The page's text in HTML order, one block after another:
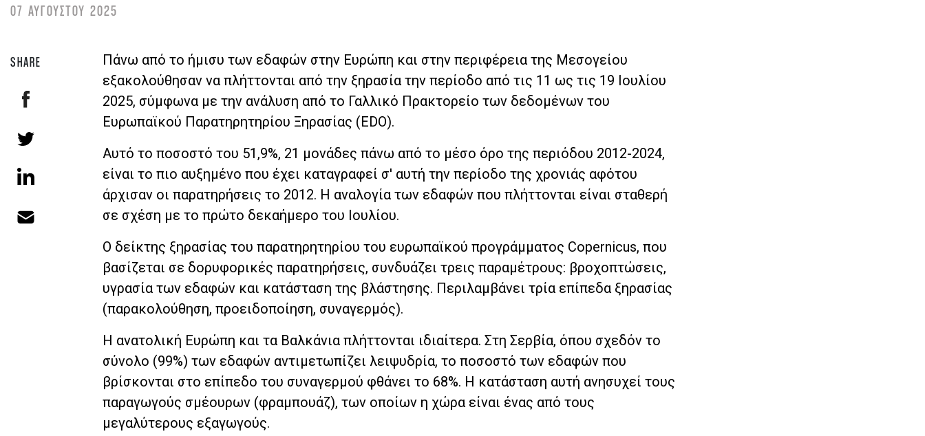
07 ΑΥΓΟΥΣΤΟΥ 2025
SHARE
Πάνω από το ήμισυ των εδαφών στην Ευρώπη και στην περιφέρεια της Μεσογείου
εξακολούθησαν να πλήττονται από την ξηρασία την περίοδο από τις 11 ως τις 19 Ιουλίου
2025, σύμφωνα με την ανάλυση από το Γαλλικό Πρακτορείο των δεδομένων του
Ευρωπαϊκού Παρατηρητηρίου Ξηρασίας (EDO).
Αυτό το ποσοστό του 51,9%, 21 μονάδες πάνω από το μέσο όρο της περιόδου 2012-2024,
είναι το πιο αυξημένο που έχει καταγραφεί σ' αυτή την περίοδο της χρονιάς αφότου
άρχισαν οι παρατηρήσεις το 2012. Η αναλογία των εδαφών που πλήττονται είναι σταθερή
σε σχέση με το πρώτο δεκαήμερο του Ιουλίου.
Ο δείκτης ξηρασίας του παρατηρητηρίου του ευρωπαϊκού προγράμματος Copernicus, που
βασίζεται σε δορυφορικές παρατηρήσεις, συνδυάζει τρεις παραμέτρους: βροχοπτώσεις,
υγρασία των εδαφών και κατάσταση της βλάστησης. Περιλαμβάνει τρία επίπεδα ξηρασίας
(παρακολούθηση, προειδοποίηση, συναγερμός).
Η ανατολική Ευρώπη και τα Βαλκάνια πλήττονται ιδιαίτερα. Στη Σερβία, όπου σχεδόν το
σύνολο (99%) των εδαφών αντιμετωπίζει λειψυδρία, το ποσοστό των εδαφών που
βρίσκονται στο επίπεδο του συναγερμού φθάνει το 68%. Η κατάσταση αυτή ανησυχεί τους
παραγωγούς σμέουρων (φραμπουάζ), των οποίων η χώρα είναι ένας από τους
μεγαλύτερους εξαγωγούς.